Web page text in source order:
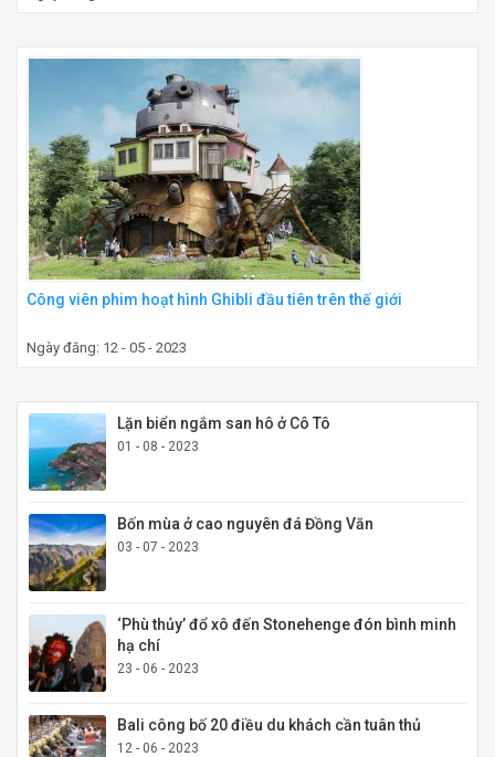
Công viên phim hoạt hình Ghibli đầu tiên trên thế giới
Ngày đăng: 12 - 05 - 2023
Lặn biển ngắm san hô ở Cô Tô
01 - 08 - 2023
Bốn mùa ở cao nguyên đá Đồng Văn
03 - 07 - 2023
‘Phù thủy’ đổ xô đến Stonehenge đón bình minh
hạ chí
23 - 06 - 2023
Bali công bố 20 điều du khách cần tuân thủ
12 - 06 - 2023